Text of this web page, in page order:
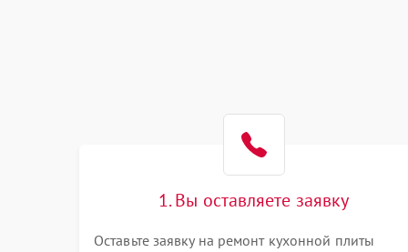
1. Вы оставляете заявку
Оставьте заявку на ремонт кухонной плиты